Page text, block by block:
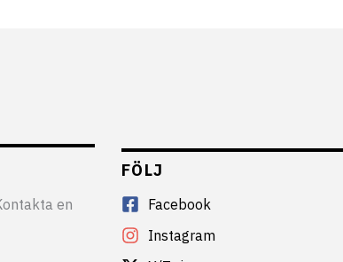
en
FÖLJ
Facebook
Instagram